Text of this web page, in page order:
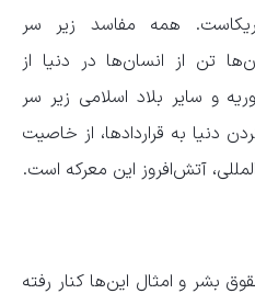
همه مفاسد زیر سر
تن از انسان‌ها در دنیا از
و سایر بلاد اسلامی زیر سر
دنیا به قراردادها،‌ از خاصیت
آتش‌افروز این معرکه است.
بشر و امثال این‌ها کنار رفته